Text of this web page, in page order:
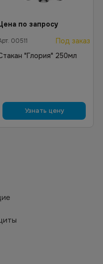
по запросу
00511
Под заказ
"Глория" 250мл
Узнать цену